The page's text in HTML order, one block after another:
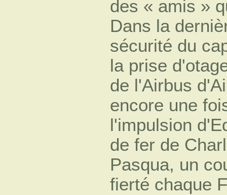
des « amis »
Dans la
sécurité du
la prise
de l'Airbus
encore une
l'impulsion
de fer de
Pasqua, un
fierté chaque